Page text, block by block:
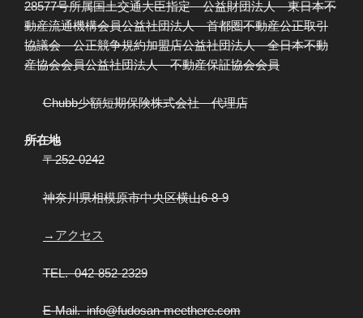
28577号所属国土交通大臣指定 公益財団法人 東日本不
動産流通機構会員公益社団法人 首都圏不動産公正取引
協議会 公正競争規約加盟店公益社団法人 全日本不動
産協会会員公益社団法人 不動産保証協会会員
Chubb少額短期保険株式会社 代理店
所在地
〒252-0242
神奈川県相模原市中央区横山6-8-9
→アクセス
TEL. 042-852-2329
E-Mail. info@fudosan-meethere.com